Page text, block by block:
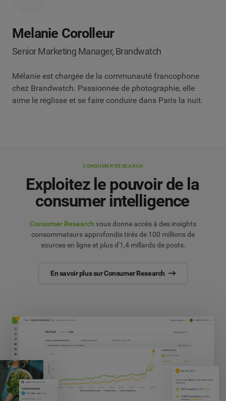
Melanie Corolleur
Senior Marketing Manager, Brandwatch
Mélanie est chargée de la communauté francophone
chez Brandwatch. Passionnée de photographie, elle
aime le réglisse et se faire conduire dans Paris la nuit.
CONSUMER RESEARCH
Exploitez le pouvoir de la
consumer intelligence
Consumer Research vous donne accès à des insights
consommateurs approfondis tirés de 100 millions de
sources en ligne et plus d'1,4 millards de posts.
En savoir plus sur Consumer Research